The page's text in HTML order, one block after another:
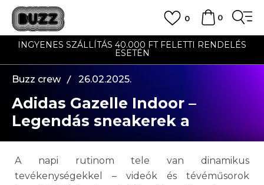
0
0
INGYENES SZÁLLÍTÁS 40.000 FT FELETTI RENDELÉS
ESETÉN
Buzz crew 26.02.2025.
Adidas Gazelle Indoor –
Legendás sneakerek a
mindennapokra és minden
alkalomra
A napi rutinom tele van dinamikus
tevékenységekkel – videók és tévéműsorok